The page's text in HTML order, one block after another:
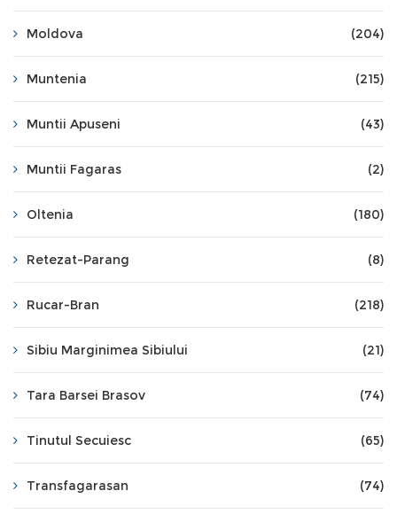
Moldova (204)
Muntenia (215)
Muntii Apuseni (43)
Muntii Fagaras (2)
Oltenia (180)
Retezat-Parang (8)
Rucar-Bran (218)
Sibiu Marginimea Sibiului (21)
Tara Barsei Brasov (74)
Tinutul Secuiesc (65)
Transfagarasan (74)